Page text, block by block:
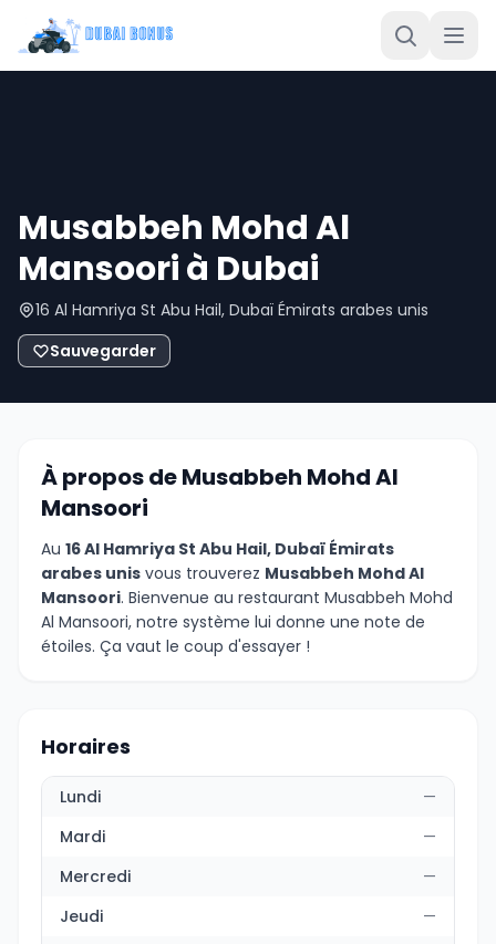
Musabbeh Mohd Al
Mansoori à Dubai
16 Al Hamriya St Abu Hail, Dubaï Émirats arabes unis
Sauvegarder
À propos de Musabbeh Mohd Al
Mansoori
Au 16 Al Hamriya St Abu Hail, Dubaï Émirats
arabes unis vous trouverez Musabbeh Mohd Al
Mansoori. Bienvenue au restaurant Musabbeh Mohd
Al Mansoori, notre système lui donne une note de
étoiles. Ça vaut le coup d'essayer !
Horaires
Lundi
—
Mardi
—
Mercredi
—
Jeudi
—